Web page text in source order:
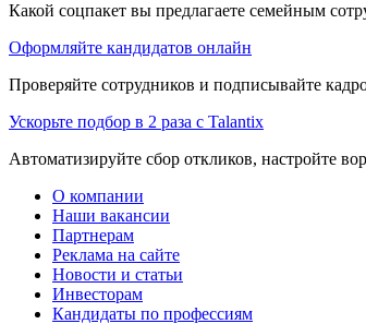
Какой соцпакет вы предлагаете семейным
Оформляйте кандидатов онлайн
Проверяйте сотрудников и подписывайте
Ускорьте подбор в 2 раза с Talantix
Автоматизируйте сбор откликов, настройте
О компании
Наши вакансии
Партнерам
Реклама на сайте
Новости и статьи
Инвесторам
Кандидаты по профессиям